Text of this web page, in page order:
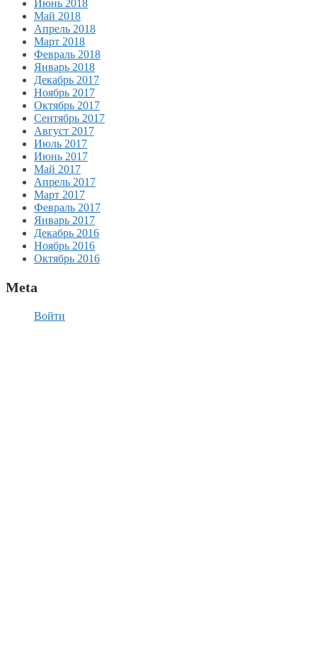
Июнь 2018
Май 2018
Апрель 2018
Март 2018
Февраль 2018
Январь 2018
Декабрь 2017
Ноябрь 2017
Октябрь 2017
Сентябрь 2017
Август 2017
Июль 2017
Июнь 2017
Май 2017
Апрель 2017
Март 2017
Февраль 2017
Январь 2017
Декабрь 2016
Ноябрь 2016
Октябрь 2016
Meta
Войти